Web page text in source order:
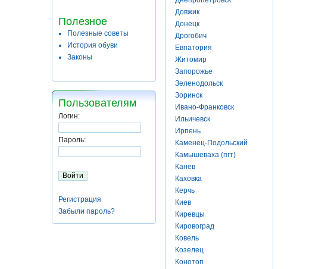
Полезное
Полезные советы
История обуви
Законы
Пользователям
Логин:
Пароль:
Регистрация
Забыли пароль?
Довжик
Донецк
Дрогобич
Евпатория
Житомир
Запорожье
Зеленодольск
Зоринск
Ивано-Франковск
Ильичевск
Ирпень
Каменец-Подольский
Камышеваха (пгт)
Канев
Каховка
Керчь
Киев
Киревцы
Кировоград
Ковель
Козелец
Конотоп